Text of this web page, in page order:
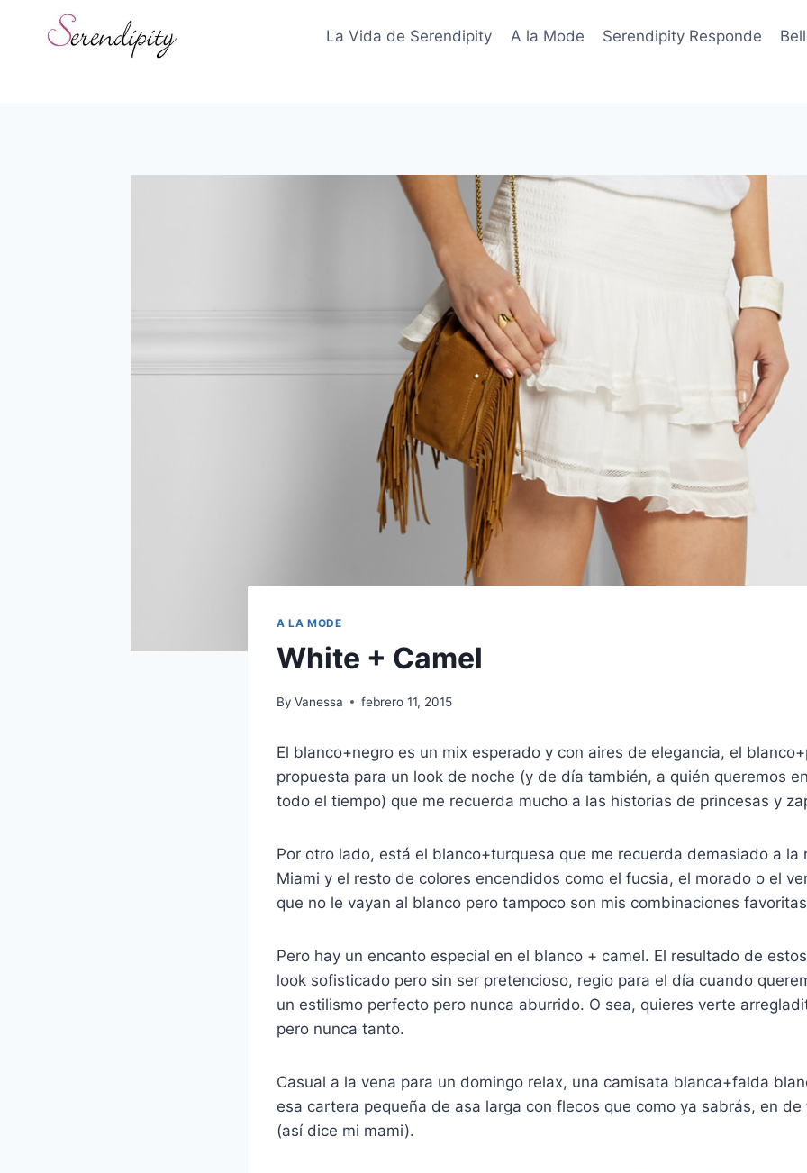
La Vida de Serendipity A la Mode Serendipity Responde
A LA MODE
White + Camel
By Vanessa febrero 11, 2015
El blanco+negro es un mix esperado y con aires de elegancia, el
propuesta para un look de noche (y de día también, a quién queremos
todo el tiempo) que me recuerda mucho a las historias de princesas y
Por otro lado, está el blanco+turquesa que me recuerda demasiado a la
Miami y el resto de colores encendidos como el fucsia, el morado o el
que no le vayan al blanco pero tampoco son mis combinaciones
Pero hay un encanto especial en el blanco + camel. El resultado de
look sofisticado pero sin ser pretencioso, regio para el día cuando
un estilismo perfecto pero nunca aburrido. O sea, quieres verte
pero nunca tanto.
Casual a la vena para un domingo relax, una camisata blanca+falda
esa cartera pequeña de asa larga con flecos que como ya sabrás, en
(así dice mi mami).